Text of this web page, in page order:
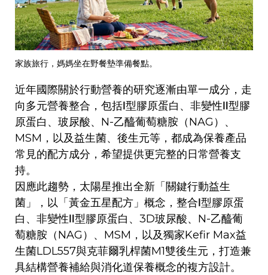
家族旅行，媽媽坐在野餐墊準備餐點。
近年國際關於行動營養的研究逐漸由單一成分，走
向多元營養整合，包括Ⅰ型膠原蛋白、非變性Ⅱ型膠
原蛋白、玻尿酸、N-乙醯葡萄糖胺（NAG）、
MSM，以及益生菌、後生元等，都成為保養產品
常見的配方成分，希望提供更完整的日常營養支
持。
因應此趨勢，太陽星推出全新「關鍵行動益生
菌」，以「黃金五星配方」概念，整合Ⅰ型膠原蛋
白、非變性Ⅱ型膠原蛋白、3D玻尿酸、N-乙醯葡
萄糖胺（NAG）、MSM，以及獨家Kefir Max益
生菌LDL557與克菲爾乳桿菌M1雙後生元，打造兼
具結構營養補給與消化道保養概念的複方設計。